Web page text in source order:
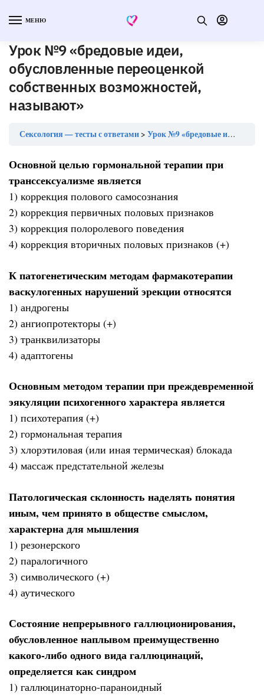
МЕНЮ
Урок №9 «бредовые идеи,
обусловленные переоценкой
собственных возможностей,
называют»
Сексология — тесты с ответами Урок №9 «бредовые идеи, обусловленные переоценкой собственных возможностей, называют»
Основной целью гормональной терапии при
транссексуализме является
1) коррекция полового самосознания
2) коррекция первичных половых признаков
3) коррекция полоролевого поведения
4) коррекция вторичных половых признаков (+)
К патогенетическим методам фармакотерапии
васкулогенных нарушений эрекции относятся
1) андрогены
2) ангиопротекторы (+)
3) транквилизаторы
4) адаптогены
Основным методом терапии при преждевременной
эякуляции психогенного характера является
1) психотерапия (+)
2) гормональная терапия
3) хлорэтиловая (или иная термическая) блокада
4) массаж предстательной железы
Патологическая склонность наделять понятия
иным, чем принято в обществе смыслом,
характерна для мышления
1) резонерского
2) паралогичного
3) символического (+)
4) аутического
Состояние непрерывного галлюционирования,
обусловленное наплывом преимущественно
какого-либо одного вида галлюцинаций,
определяется как синдром
1) галлюцинаторно-параноидный